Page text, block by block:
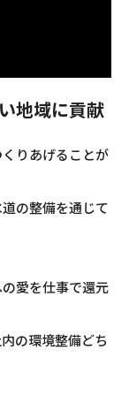
地域に貢献
りあげることが
の整備を通じて
愛を仕事で還元
の環境整備どち